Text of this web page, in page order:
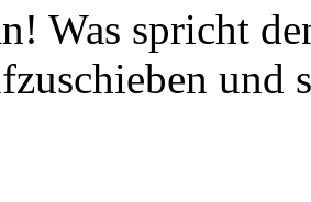
Was spricht
und